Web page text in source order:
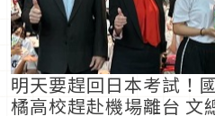
明天要趕回日本考試！
橘高校趕赴機場離台 文